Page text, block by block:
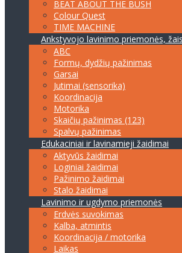
BEAT ABOUT THE BUSH
Colour Quest
TIME MACHINE
Ankstyvojo lavinimo priemonės,
ABC
Formų, dydžių pažinimas
Garsai
Jutimai (sensorika)
Koordinacija
Motorika
Skaičių pažinimas (123)
Spalvų pažinimas
Edukaciniai ir lavinamieji žaidimai
Aktyvūs žaidimai
Loginiai žaidimai
Pažinimo žaidimai
Stalo žaidimai
Lavinimo ir ugdymo priemonės
Erdvės suvokimas
Kalba, atmintis
Koordinacija / motorika
Laikas